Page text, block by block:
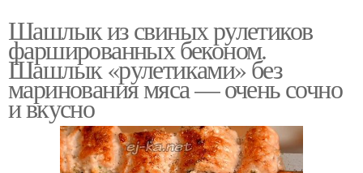
Шашлык из свиных рулетиков
фаршированных беконом.
Шашлык «рулетиками» без
маринования мяса — очень сочно
и вкусно